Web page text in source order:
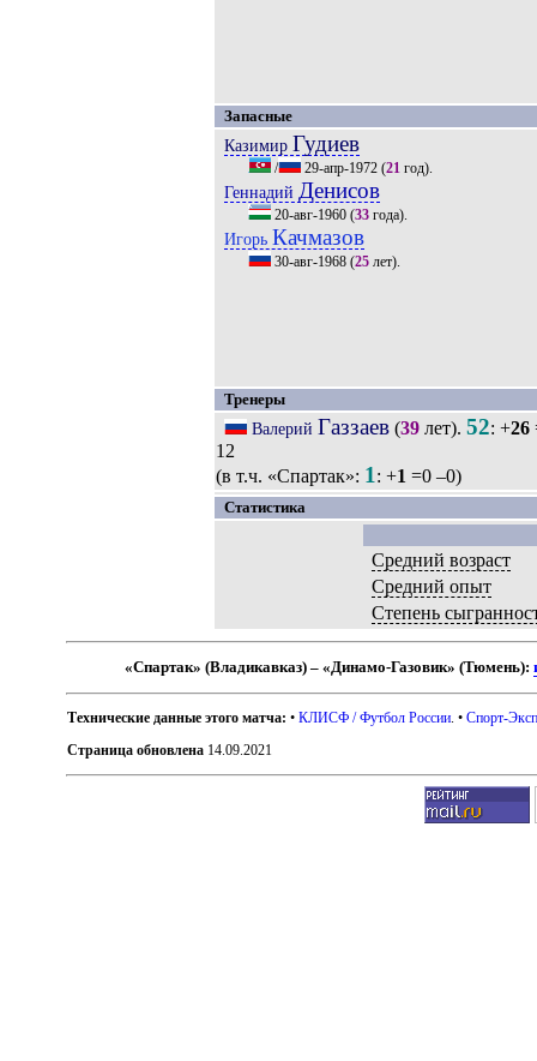
Запасные
Казимир Гудиев
/ 29-апр-1972(21год).
Геннадий Денисов
20-авг-1960(33года).
Игорь Качмазов
30-авг-1968(25лет).
Тренеры
Валерий Газзаев(39лет). 52: +26
12
(в т.ч. «Спартак»: 1 : +1 =0 –0)
Статистика
Средний возраст
Средний опыт
Степень
«Спартак» (Владикавказ) – «Динамо-Газовик» (Тюмень):
Технические данные этого матча: •КЛИСФ / Футбол России . •Спорт-
Страница обновлена 14.09.2021